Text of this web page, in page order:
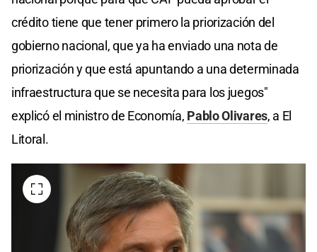
crédito tiene que tener primero la priorización del
gobierno nacional, que ya ha enviado una nota de
priorización y que está apuntando a una determinada
infraestructura que se necesita para los juegos"
explicó el ministro de Economía, Pablo Olivares, a El
Litoral.